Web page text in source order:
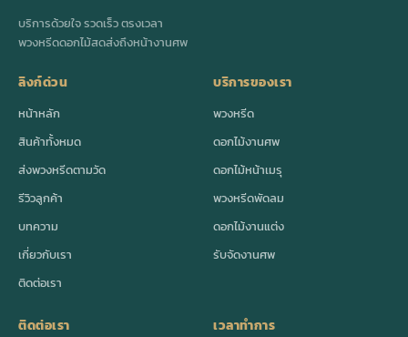
บริการด้วยใจ รวดเร็ว ตรงเวลา
พวงหรีดดอกไม้สดส่งถึงหน้างานศพ
ลิงก์ด่วน
หน้าหลัก
สินค้าทั้งหมด
ส่งพวงหรีดตามวัด
รีวิวลูกค้า
บทความ
เกี่ยวกับเรา
ติดต่อเรา
บริการของเรา
พวงหรีด
ดอกไม้งานศพ
ดอกไม้หน้าเมรุ
พวงหรีดพัดลม
ดอกไม้งานแต่ง
รับจัดงานศพ
ติดต่อเรา เวลาทำการ